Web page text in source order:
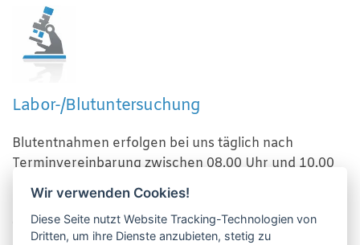
Labor-/Blutuntersuchung
Blutentnahmen erfolgen bei uns täglich nach
Terminvereinbarung zwischen 08.00 Uhr und 10.00
Uhr oder nach individueller Terminabsprache. Die
Blutergebnisse können am übernächsten Tag ab
09.00 Uhr telefonisch abgefragt werden.
Wir verwenden Cookies!
Diese Seite nutzt Website Tracking-Technologien von
Dritten, um ihre Dienste anzubieten, stetig zu